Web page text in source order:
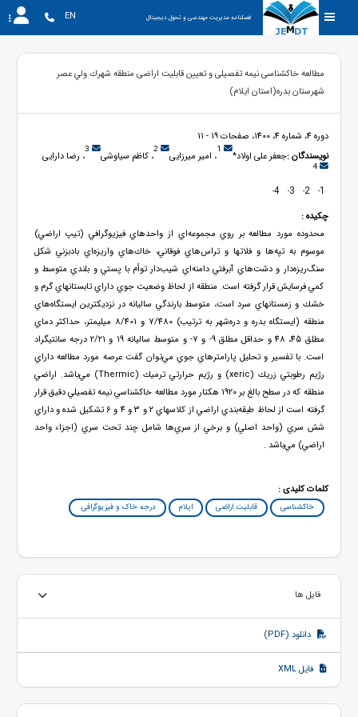
فصلنامه مدیریت مهندسی و تحول دیجیتال EN
مطالعه خاکشناسی نیمه تفصیلی و تعیین قابلیت اراضی منطقه شهرك ولي عصر
شهرستان بدره(استان ایلام)
دوره 4، شماره 4، 1400، صفحات 19 - 11
نویسندگان :جعفر علی اولاد* 1، امیر میرزایی 2، کاظم سیاوشی 3، رضا دارایی
4
1
-
2
-
3
-
4
-
چکیده :
محدوده مورد مطالعه بر روي مجموعه‌اي از واحدهاي فيزيوگرافي (تيپ اراضي)
موسوم به تپه‌ها و فلاتها و تراس‌هاي فوقاني، خاك‌هاي واريزه‌اي بادبزني شكل
سنگ‌ريزه‌دار و دشت‌هاي آبرفتي دامنه‌اي شيب‌دار توأم با پستي و بلندي متوسط و
كمي فرسايش قرار گرفته است. منطقه از لحاظ وضعيت جوي داراي تابستانهاي گرم و
خشك و زمستانهاي سرد است، متوسط بارندگي ساليانه در نزديكترين ايستگاه‌هاي
منطقه (ايستگاه بدره و دره‌شهر به ترتيب) 7/480 و 8/401 ميليمتر، حداكثر دماي
مطلق 45، 48 و حداقل مطلق 9- و 7- و متوسط ساليانه 19 و 2/21 درجه سانتيگراد
است. با تفسير و تحليل پارامترهاي جوي مي‌توان گفت عرصه مورد مطالعه داراي
رژيم رطوبتي زريك (xeric) و رژيم حرارتي ترميك (Thermic) مي‌باشد. اراضي
منطقه كه در سطح بالغ بر 1920 هكتار مورد مطالعه خاكشناسي نيمه تفصيلي دقيق قرار
گرفته است از لحاظ طبقه‌بندي اراضي از كلاسهاي 2 و 3 و 4 و 6 تشكيل شده و داراي
شش سري (واحد اصلي) و برخي از سري‌ها شامل چند تحت سري (اجزاء واحد
اراضي) مي‌باشد .
کلمات کلیدی :
خاکشناسی قابلیت اراضی ایلام درجه خاک و فیزیوگرافی.
فایل ها
دانلود (PDF)
فایل XML